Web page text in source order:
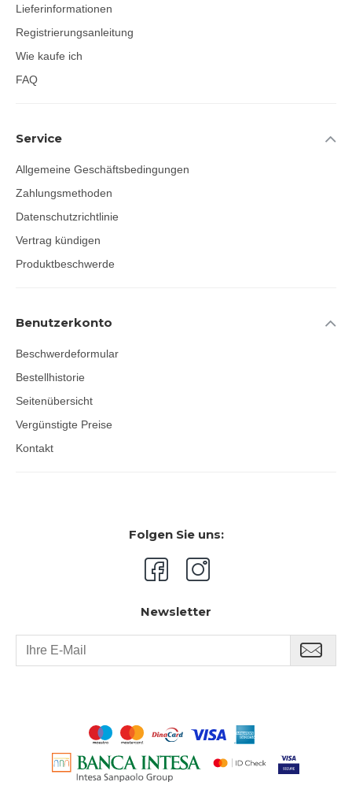
Lieferinformationen
Registrierungsanleitung
Wie kaufe ich
FAQ
Service
Allgemeine Geschäftsbedingungen
Zahlungsmethoden
Datenschutzrichtlinie
Vertrag kündigen
Produktbeschwerde
Benutzerkonto
Beschwerdeformular
Bestellhistorie
Seitenübersicht
Vergünstigte Preise
Kontakt
Folgen Sie uns:
Newsletter